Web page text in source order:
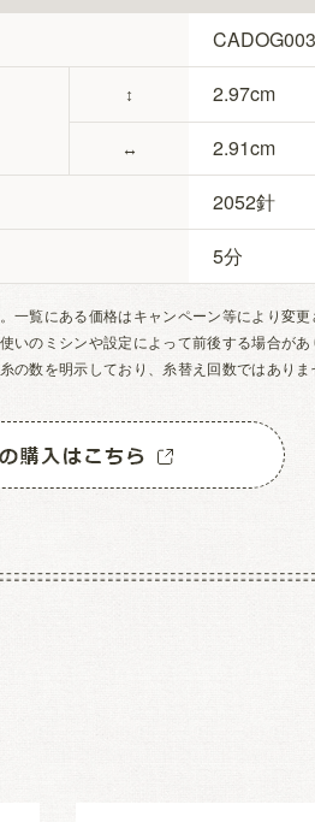
CADOG003
↕
↔
2.97
2.91
2052
5
一覧にある価格はキャンペーン等により変更
いのミシンや設定によって前後する場合があ
の数を明示しており、糸替え回数ではありま